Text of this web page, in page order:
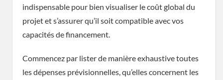
indispensable pour bien visualiser le coût global du
projet et s’assurer qu’il soit compatible avec vos
capacités de financement.
Commencez par lister de manière exhaustive toutes
les dépenses prévisionnelles, qu’elles concernent les